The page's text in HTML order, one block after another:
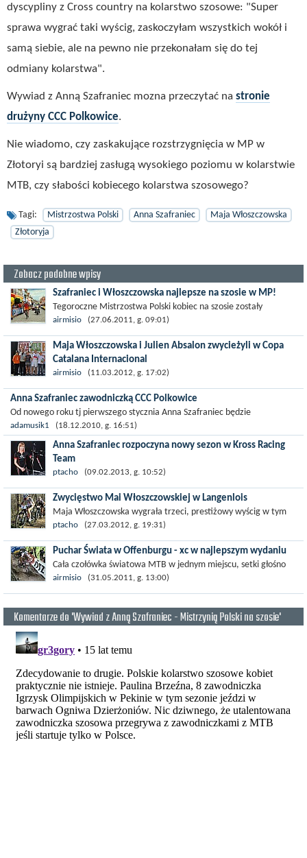
dyscypliny z Cross country na kolarstwo szosowe: "Super
sprawa wygrać taki wyścig, zaskoczyłam wszystkich wokół i
samą siebie, ale na pewno nie przekonałam się do tej
odmiany kolarstwa".
Wywiad z Anną Szafraniec mozna przeczytać na stronie
drużyny CCC Polkowice.
Nie wiadomo, czy zaskakujące rozstrzygnięcia w MP w
Złotoryi są bardziej zasługą wysokiego poziomu w kolarstwie
MTB, czy słabości kobiecego kolarstwa szosowego?
Tagi: Mistrzostwa Polski Anna Szafraniec
Maja Włoszczowska
Złotoryja
Zobacz podobne wpisy
Szafraniec i Włoszczowska najlepsze na szosie w MP!
Tegoroczne Mistrzostwa Polski kobiec na szosie zostały
zdominowane przez ekipe CCC Polkowice. Nie byłoby w tym nic
dziwnego, gdyby nie fakt, że...
airmisio (27.06.2011, g. 09:01)
Maja Włoszczowska i Julien Absalon zwycieżyli w Copa
Catalana Internacional
W hiszpańskim Buanyoles rozegrano wyścig 2 kategorii UCI -
Copa Catalana. Był to ostatni sprawdzian przed inauguracją
Pucharu Świata, która już za...
airmisio (11.03.2012, g. 17:02)
Anna Szafraniec zawodniczką CCC Polkowice
Od nowego roku tj pierwszego stycznia Anna Szafraniec będzie
zawodniczką grupy CCC Polkowice.Oznacza to, że grupa, którą kieruje
Andrzej Piątek,...
adamusik1 (18.12.2010, g. 16:51)
Anna Szafraniec rozpoczyna nowy sezon w Kross Racing
Team
Po wielu perypetiach związanych z funkcjonowaniem klubu CCC
Polkowice i po rozwiązaniu sekcji MTB Anna Szafraniec, jedna z
najbardziej...
ptacho (09.02.2013, g. 10:52)
Zwycięstwo Mai Włoszczowskiej w Langenlois
Maja Włoszczowska wygrała trzeci, prestiżowy wyścig w tym
roku. Po udanym wyjeździe na Puchar Świata do RPA wygrała
rywalizację w wyścigu 1 kat. w...
ptacho (27.03.2012, g. 19:31)
Puchar Świata w Offenburgu - xc w najlepszym wydaniu
Cała czołówka światowa MTB w jednym miejscu, setki głośno
dopingujących kibiców, trasa pieczołowicie dopracowana nie
tylko pod kątem zawodników,...
airmisio (31.05.2011, g. 13:00)
Komentarze do 'Wywiad z Anną Szafraniec - Mistrzynią Polski na szosie'